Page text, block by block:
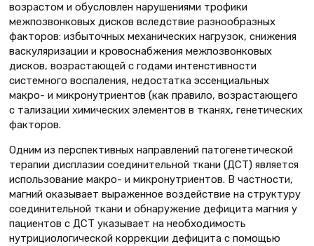
возрастом и обусловлен нарушениями трофики
межпозвонковых дисков вследствие разнообразных
факторов: избыточных механических нагрузок, снижения
васкуляризации и кровоснабжения межпозвонковых
дисков, возрастающей с годами интенстивности
системного воспаления, недостатка эссенциальных
макро- и микронутриентов (как правило, возрастающего
с тализации химических элементов в тканях, генетических
факторов.
Одним из перспективных направлений патогенетической
терапии дисплазии соединительной ткани (ДСТ) является
использование макро- и микронутриентов. В частности,
магний оказывает выраженное воздействие на структуру
соединительной ткани и обнаружение дефицита магния у
пациентов с ДСТ указывает на необходимость
нутрициологической коррекции дефицита с помощью